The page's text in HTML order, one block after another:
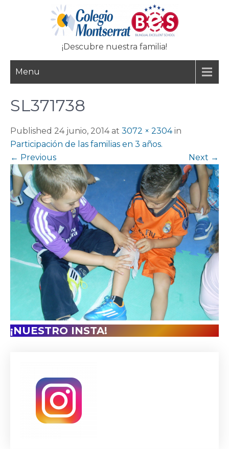
¡Descubre nuestra familia!
Menu
SL371738
Published 24 junio, 2014 at 3072 × 2304in
Participación de las familias en 3 años.
← Previous Next →
¡NUESTRO INSTA!